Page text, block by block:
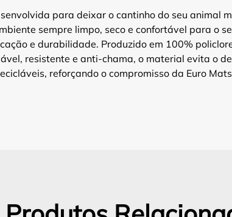
para deixar o cantinho do seu animal
sempre limpo, seco e confortável para o
e durabilidade. Produzido em 100%
resistente e anti-chama, o material evita o
reforçando o compromisso da Euro